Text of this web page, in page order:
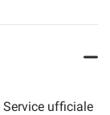
Service ufficiale